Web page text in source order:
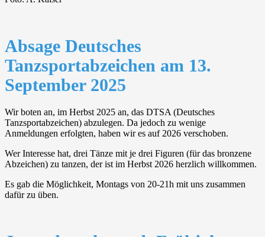
Absage Deutsches
Tanzsportabzeichen am 13.
September 2025
Wir boten an, im Herbst 2025 an, das DTSA (Deutsches
Tanzsportabzeichen) abzulegen. Da jedoch zu wenige
Anmeldungen erfolgten, haben wir es auf 2026 verschoben.
Wer Interesse hat, drei Tänze mit je drei Figuren (für das bronzene
Abzeichen) zu tanzen, der ist im Herbst 2026 herzlich willkommen.
Es gab die Möglichkeit, Montags von 20-21h mit uns zusammen
dafür zu üben.